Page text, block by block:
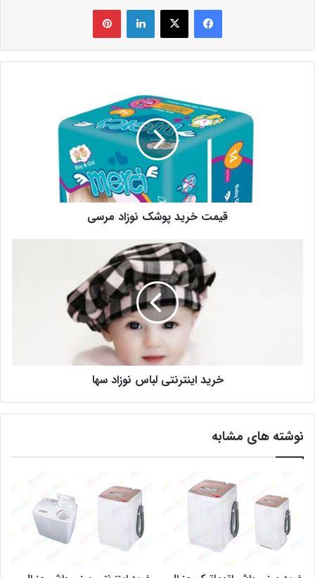
فیس بوک X لینکدین ‫پین‌ترست
قیمت خرید پوشک نوزاد مرسی
خرید اینترنتی لباس نوزاد سها
نوشته های مشابه